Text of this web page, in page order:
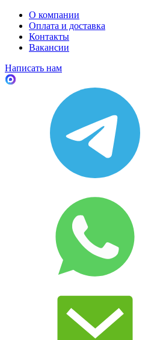
О компании
Оплата и доставка
Контакты
Вакансии
Написать нам